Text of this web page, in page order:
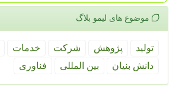
موضوع های لیمو بلاگ
تولید پژوهش شركت خدمات
دانش بنیان
بین المللی فناوری